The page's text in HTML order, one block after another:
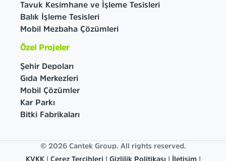
Tavuk Kesimhane ve İşleme Tesisleri
Balık İşleme Tesisleri
Mobil Mezbaha Çözümleri
Özel Projeler
Şehir Depoları
Gıda Merkezleri
Mobil Çözümler
Kar Parkı
Bitki Fabrikaları
© 2026 Cantek Group. All rights reserved.
KVKK| Çerez Tercihleri Gizlilik Politikası İletişim|